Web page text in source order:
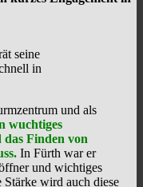
seine
in
und als
wuchtiges
Finden von
In Fürth war er
und wichtiges
wird auch diese